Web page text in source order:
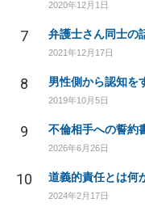
2020年12月1日
7 弁護士さん同士の
2021年12月17日
8
2019年10月5日
9 不倫相手への誓約
2026年6月26日
10 道義的責任とは何
2024年2月17日